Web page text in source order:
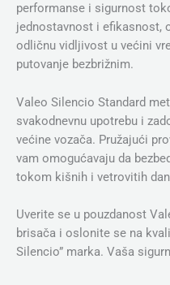
performanse i sigurnost
jednostavnost i efikasnost,
odličnu vidljivost u većini
putovanje bezbrižnim.
Valeo Silencio Standard
svakodnevnu upotrebu i
većine vozača. Pružajući
vam omogućavaju da
tokom kišnih i vetrovitih
Uverite se u pouzdanost
brisača i oslonite se na
Silencio” marka. Vaša